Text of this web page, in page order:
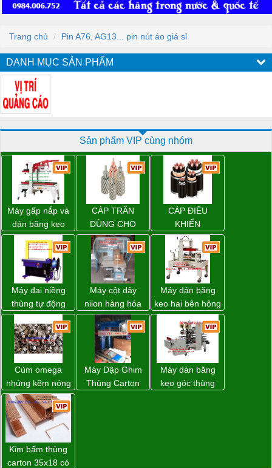
Trang chủ Pin A76, AG13... pin nút áo giá sỉ
DANH MỤC SẢN PHẨM
Sản phẩm VIP cùng nhóm
Máy gấp nắp và
dán băng keo
thùng carton tự
động WP-5050F
giá rẻ
CÁP TRẦN
DÙNG CHO
ĐƯỜNG DÂY
TẢI ĐIỆN TRÊN
KHÔNG
CÁP ĐIỀU
KHIỂN
Máy đai niềng
thùng tự động
DBA-200 giá tốt
Máy cột dây
nilon hàng hóa
model CY-100
Máy dán băng
keo hai bên hông
thùng carton
WP-5050SA giá
rẻ Miền Nam
Cùm omega
nhúng kẽm nóng
Máy Dập Ghim
Thùng Carton
Máy dán băng
keo góc thùng
Kim bấm thùng
carton 35x18 có